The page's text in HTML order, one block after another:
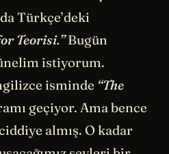
Türkçe’deki
Teorisi.”Bugün
istiyorum.
isminde “The
geçiyor. Ama bence
almış. O kadar